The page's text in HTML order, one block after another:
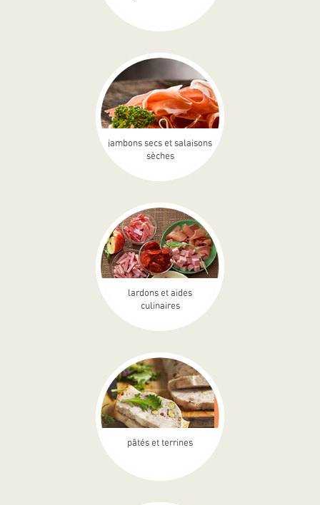
jambons secs et salaisons
sèches
lardons et aides
culinaires
pâtés et terrines